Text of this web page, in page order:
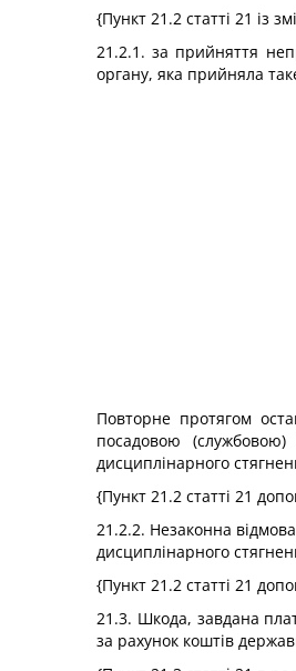
{Пункт 21.2 статті 21 із
21.2.1. за прийняття
органу, яка прийняла
Повторне протягом
посадовою
дисциплінарного
{Пункт 21.2 статті 21
21.2.2. Незаконна
дисциплінарного
{Пункт 21.2 статті 21
21.3. Шкода, завдана
за рахунок коштів